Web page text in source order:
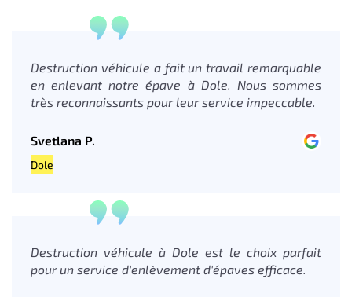
Destruction véhicule a fait un travail remarquable
en enlevant notre épave à Dole. Nous sommes
très reconnaissants pour leur service impeccable.
Svetlana P.
Dole
Destruction véhicule à Dole est le choix parfait
pour un service d'enlèvement d'épaves efficace.